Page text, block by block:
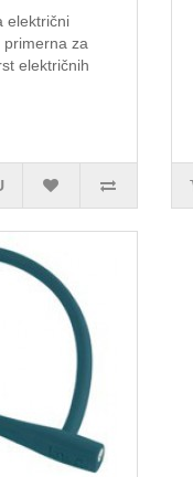
električni
primerna za
električnih